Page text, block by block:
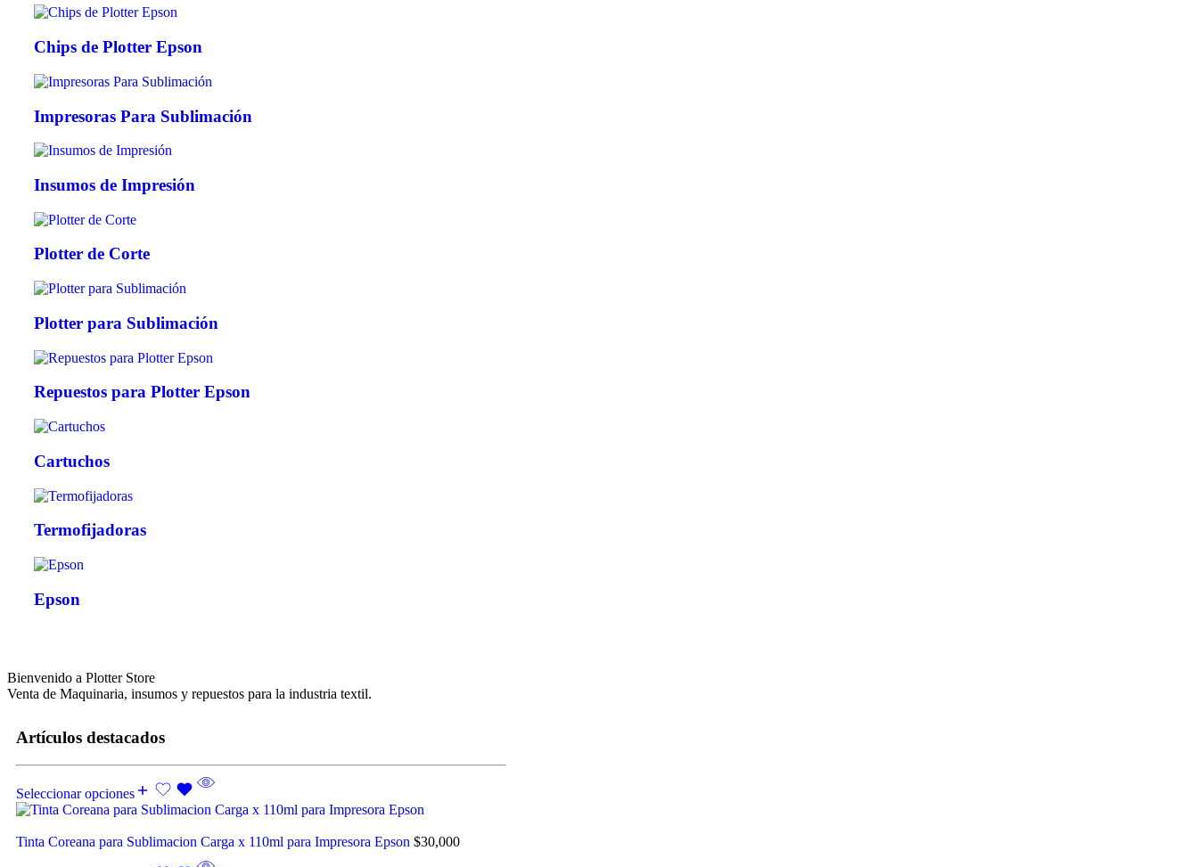
Chips de Plotter Epson
Impresoras Para Sublimación
Insumos de Impresión
Plotter de Corte
Plotter para Sublimación
Repuestos para Plotter Epson
Cartuchos
Termofijadoras
Epson
Bienvenido a Plotter Store
Venta de Maquinaria, insumos y repuestos para la industria textil.
Artículos destacados
Seleccionar opciones
Tinta Coreana para Sublimacion Carga x 110ml para Impresora Epson $30,000